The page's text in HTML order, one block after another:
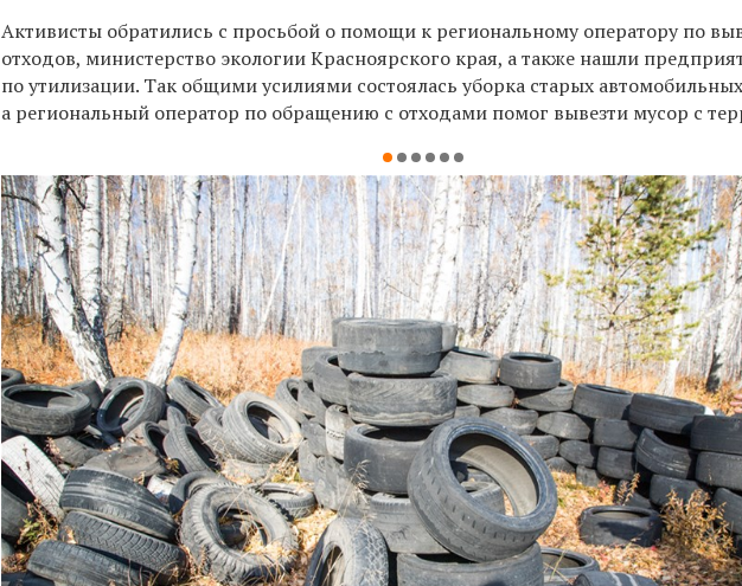
Активисты обратились с просьбой о помощи к региональному оператору по
отходов, министерство экологии Красноярского края, а также нашли
по утилизации. Так общими усилиями состоялась уборка старых
а региональный оператор по обращению с отходами помог вывезти мусор с